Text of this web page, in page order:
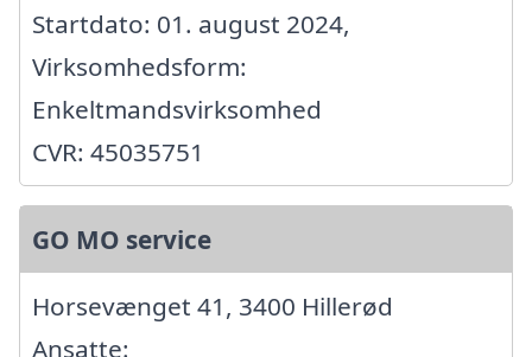
Startdato: 01. august 2024,
Virksomhedsform:
Enkeltmandsvirksomhed
CVR: 45035751
GO MO service
Horsevænget 41, 3400 Hillerød
Ansatte: